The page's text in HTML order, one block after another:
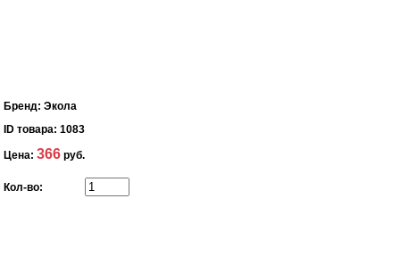
Бренд: Экола
ID товара: 1083
Цена:366 руб.
Кол-во: